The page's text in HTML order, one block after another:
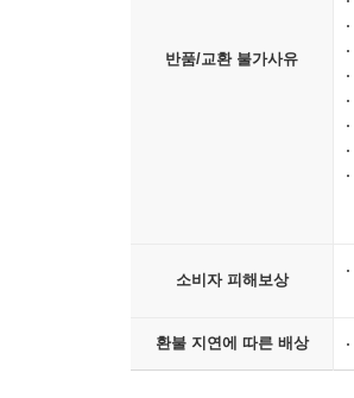
반품/교환 불가사유
소비자 피해보상
환불 지연에 따른 배상